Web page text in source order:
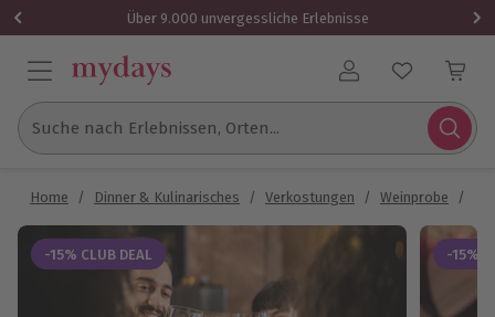
Über 9.000 unvergessliche Erlebnisse
Benutzerkonto
Suche nach Erlebnissen, Orten...
Home / Dinner & Kulinarisches / Verkostungen / Weinprobe /
-15% CLUB DEAL -15%